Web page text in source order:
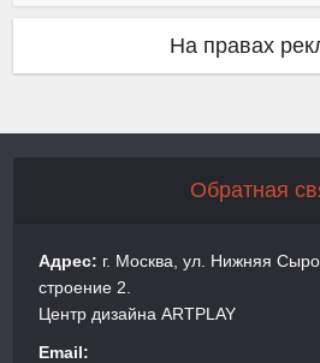
На правах
Обратная
Адрес: г. Москва, ул. Нижняя
строение 2.
Центр дизайна ARTPLAY
Email: